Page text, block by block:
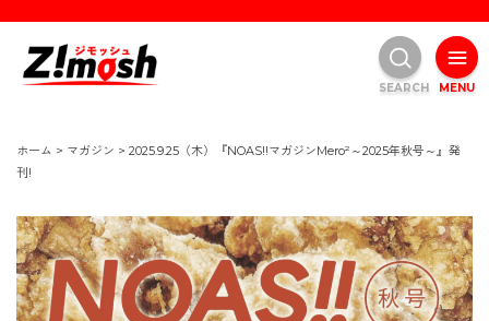
ホーム > マガジン > 2025.9.25（木）『NOAS!!マガジンMero²～2025年秋号～』発
刊!
MENU
SEARCH